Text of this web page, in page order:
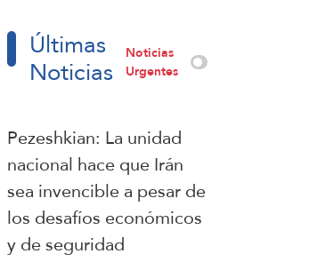
retomar sus
compromisos
Últimas
Noticias Noticias
Urgentes
Pezeshkian: La unidad
nacional hace que Irán
sea invencible a pesar de
los desafíos económicos
y de seguridad